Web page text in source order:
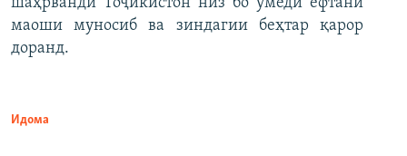
шаҳрванди Тоҷикистон низ бо умеди ёфтани
маоши муносиб ва зиндагии беҳтар қарор
доранд.
Идома